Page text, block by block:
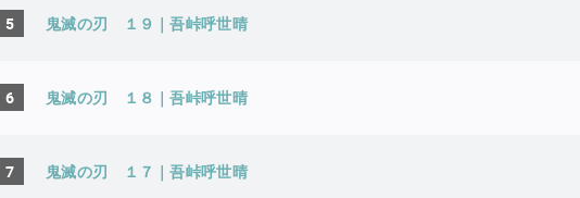
5 鬼滅の刃 １９｜吾峠呼世晴
6 鬼滅の刃 １８｜吾峠呼世晴
7 鬼滅の刃 １７｜吾峠呼世晴